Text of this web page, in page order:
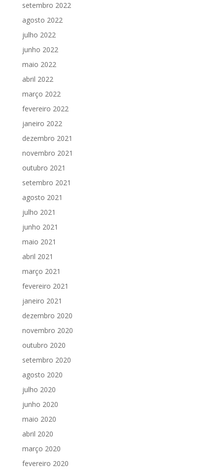
setembro 2022
agosto 2022
julho 2022
junho 2022
maio 2022
abril 2022
março 2022
fevereiro 2022
janeiro 2022
dezembro 2021
novembro 2021
outubro 2021
setembro 2021
agosto 2021
julho 2021
junho 2021
maio 2021
abril 2021
março 2021
fevereiro 2021
janeiro 2021
dezembro 2020
novembro 2020
outubro 2020
setembro 2020
agosto 2020
julho 2020
junho 2020
maio 2020
abril 2020
março 2020
fevereiro 2020